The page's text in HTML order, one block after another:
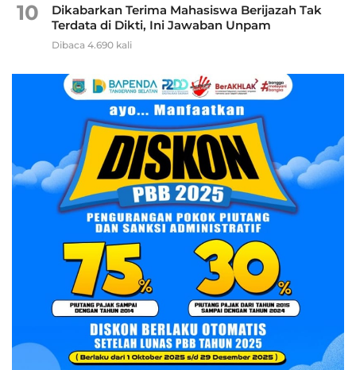
10
Dikabarkan Terima Mahasiswa Berijazah Tak
Terdata di Dikti, Ini Jawaban Unpam
Dibaca 4.690 kali